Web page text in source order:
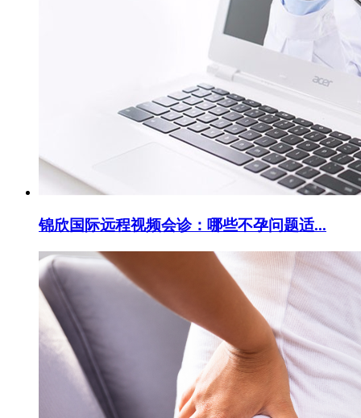
锦欣国际远程视频会诊：哪些不孕问题适...